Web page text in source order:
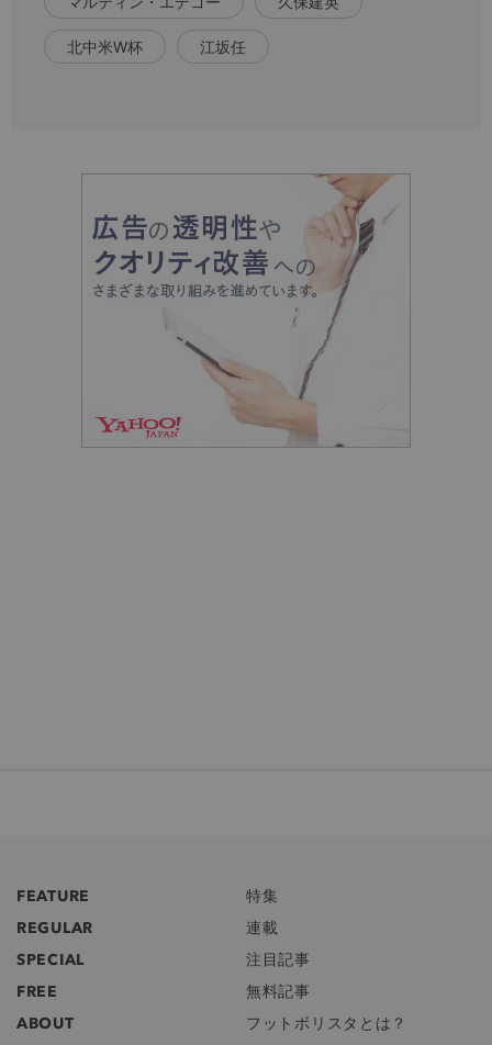
北中米W杯 江坂任
FEATURE
特集
REGULAR
連載
SPECIAL
注目記事
FREE
無料記事
ABOUT
フットボリスタとは？